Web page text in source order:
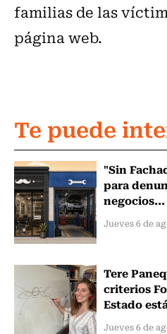
familias de las
página web.
Te puede
"Sin
para
negocios...
Jueves 6 de
Tere
criterios
Estado
Jueves 6 de